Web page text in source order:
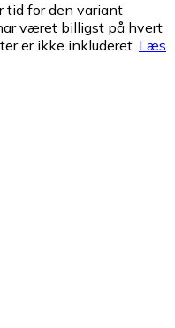
tid for den variant
været billigst på hvert
er ikke inkluderet. Læs